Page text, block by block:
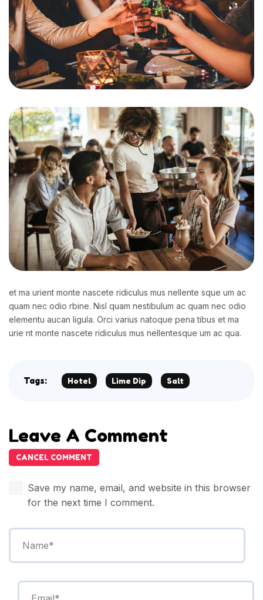
et ma urient monte nascete ridiculus mus nellente sque um ac
quam nec odio rbine. Nisl quam nestibulum ac quam nec odio
elementu aucan ligula. Orci varius natoque pena tibus et ma
urie nt monte nascete ridiculus mus nellentesque um ac qua.
Tags: Hotel Lime Dip Salt
Leave A Comment
CANCEL COMMENT
Save my name, email, and website in this browser
for the next time I comment.